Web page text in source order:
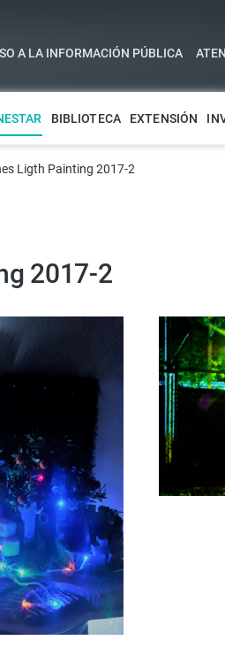
A LA INFORMACIÓN PÚBLICA
BIBLIOTECA EXTENSIÓN
Ligth Painting 2017-2
2017-2